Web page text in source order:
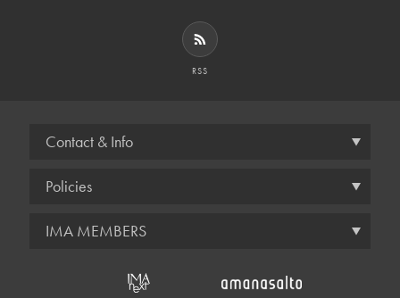
RSS
Contact & Info
Policies
IMA MEMBERS